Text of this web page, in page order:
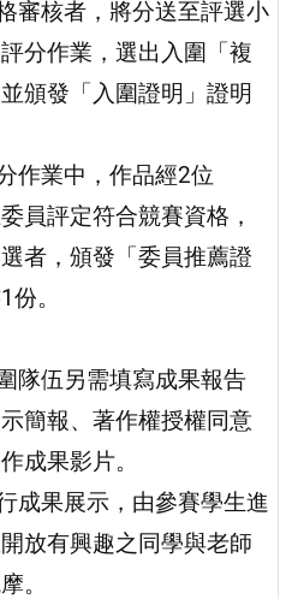
審核者，將分送至評選小
分作業，選出入圍「複
頒發「入圍證明」證明
作業中，作品經2位
委員評定符合競賽資格，
者，頒發「委員推薦證
。
隊伍另需填寫成果報告
簡報、著作權授權同意
成果影片。
成果展示，由參賽學生進
放有興趣之同學與老師
。